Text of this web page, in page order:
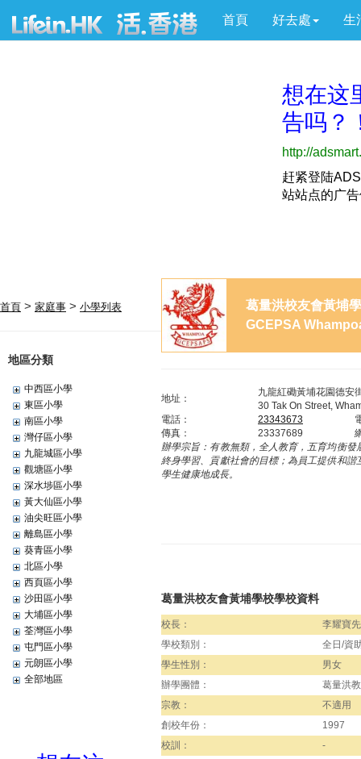
首頁 好去處 生
首頁 > 家庭事 > 小學列表
地區分類
中西區小學
東區小學
南區小學
灣仔區小學
九龍城區小學
觀塘區小學
深水埗區小學
黃大仙區小學
油尖旺區小學
離島區小學
葵青區小學
北區小學
西頁區小學
沙田區小學
大埔區小學
荃灣區小學
屯門區小學
元朗區小學
全部地區
葛量洪校友會黃埔
GCEPSA
地址：
九龍紅磡黃埔花園德安
30 Tak On Street,
電話：
23343673
傳真：
23337689
辦學宗旨： 有教無類，全人教育，五育均衡
終身學習、貢獻社會的目標；為員工提供和
學生健康地成長。
葛量洪校友會黃埔學校學校資料
校長：
李耀寶
學校類別：
全日/資
學生性別：
男女
辦學團體：
葛量洪
宗教：
不適用
創校年份：
1997
校訓：
-